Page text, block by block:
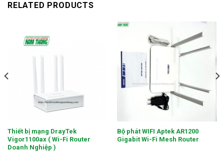
RELATED PRODUCTS
Thiết bị mạng DrayTek
Vigor1100ax ( Wi-Fi Router
Doanh Nghiệp )
Bộ phát WIFI Aptek AR1200
Gigabit Wi-Fi Mesh Router